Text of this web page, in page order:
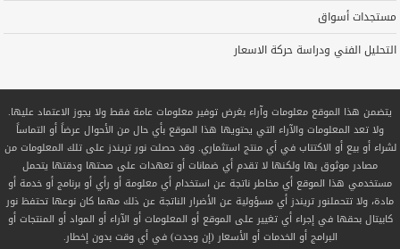
مستجدات أسواق
التحليل الفني ودراسة حركة الاسعار
يتضمن هذا الموقع معلومات وآراء بغرض توفير معلومات عامة فقط ولا يجوز الاعتماد عليها.
ولا تعد المعلومات والآراء التي يحتويها هذا الموقع بأي حال من الأحوال عرضاً أو التماساً
لشراء أو بيع أو الاكتتاب في أي منتج استثماري. وقد حصلت نور تريندز على تلك المعلومات من
مصادر موثوق بها ولكنها لا تقدم أي ضمانات أو تعهدات على صحتها ودقتها يتحمل
مستخدمي هذا الموقع أي مخاطر ناتجة عن استخدام أي معلومة أو رأي أو برنامج أو خدمة أو
مادة، ولا تتحملنور تريندز أي مسؤولية عن الأضرار الناتجة عن ذلك مهما كان نوعها تحتفظ نور
كابيتال بحقها في إجراء أي تغيير على الموقع أو المعلومات أو الآراء أو المواد أو المنتجات أو
البرامج أو الخدمات أو الأسعار (إن وجدت) في أي وقت بدون إخطار.